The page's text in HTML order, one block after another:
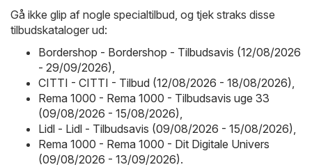
Gå ikke glip af nogle specialtilbud, og tjek straks disse
tilbudskataloger ud:
Bordershop - Bordershop - Tilbudsavis (12/08/2026
- 29/09/2026)
CITTI - CITTI - Tilbud (12/08/2026 - 18/08/2026)
Rema 1000 - Rema 1000 - Tilbudsavis uge 33
(09/08/2026 - 15/08/2026)
Lidl - Lidl - Tilbudsavis (09/08/2026 - 15/08/2026)
Rema 1000 - Rema 1000 - Dit Digitale Univers
(09/08/2026 - 13/09/2026).